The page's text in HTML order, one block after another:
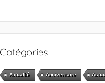
Catégories
Actualité Anniversaire